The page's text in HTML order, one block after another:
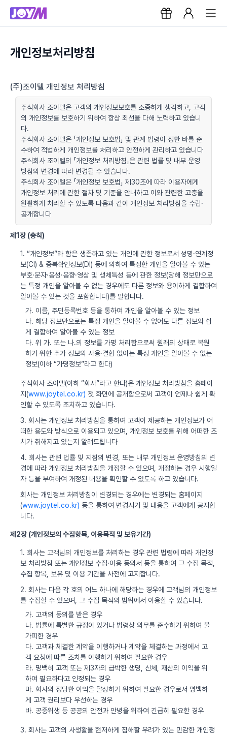
개인정보처리방침
(주)조이텔 개인정보 처리방침
주식회사 조이텔은 고객의 개인정보보호를 소중하게 생각하고, 고객
의 개인정보를 보호하기 위하여 항상 최선을 다해 노력하고 있습니
다.
주식회사 조이텔은 「개인정보 보호법」 및 관계 법령이 정한 바를 준
수하여 적법하게 개인정보를 처리하고 안전하게 관리하고 있습니다
주식회사 조이텔의 「개인정보 처리방침」은 관련 법률 및 내부 운영
방침의 변경에 따라 변경될 수 있습니다.
주식회사 조이텔은 「개인정보 보호법」 제30조에 따라 이용자에게
개인정보 처리에 관한 절차 및 기준을 안내하고 이와 관련한 고충을
원활하게 처리할 수 있도록 다음과 같이 개인정보 처리방침을 수립·
공개합니다
제1장 (총칙)
1. “개인정보”라 함은 생존하고 있는 개인에 관한 정보로서 성명·연계정
보(CI) & 중복확인정보(DI) 등에 의하여 특정한 개인을 알아볼 수 있는
부호·문자·음성·음향·영상 및 생체특성 등에 관한 정보(당해 정보만으로
는 특정 개인을 알아볼 수 없는 경우에도 다른 정보와 용이하게 결합하여
알아볼 수 있는 것을 포함합니다)를 말합니다.
가. 이름, 주민등록번호 등을 통하여 개인을 알아볼 수 있는 정보
나. 해당 정보만으로는 특정 개인을 알아볼 수 없어도 다른 정보와 쉽
게 결합하여 알아볼 수 있는 정보
다. 위 가. 또는 나.의 정보를 가명 처리함으로써 원래의 상태로 복원
하기 위한 추가 정보의 사용·결합 없이는 특정 개인을 알아볼 수 없는
정보(이하 “가명정보”라고 한다)
주식회사 조이텔(이하 “회사”라고 한다)은 개인정보 처리방침을 홈페이
지(www.joytel.co.kr) 첫 화면에 공개함으로써 고객이 언제나 쉽게 확
인할 수 있도록 조치하고 있습니다.
3. 회사는 개인정보 처리방침을 통하여 고객이 제공하는 개인정보가 어
떠한 용도와 방식으로 이용되고 있으며, 개인정보 보호를 위해 어떠한 조
치가 취해지고 있는지 알려드립니다
4. 회사는 관련 법률 및 지침의 변경, 또는 내부 개인정보 운영방침의 변
경에 따라 개인정보 처리방침을 개정할 수 있으며, 개정하는 경우 시행일
자 등을 부여하여 개정된 내용을 확인할 수 있도록 하고 있습니다.
회사는 개인정보 처리방침이 변경되는 경우에는 변경되는 홈페이지
(www.joytel.co.kr) 등을 통하여 변경시기 및 내용을 고객에게 공지합
니다.
제2장 (개인정보의 수집항목, 이용목적 및 보유기간)
1. 회사는 고객님의 개인정보를 처리하는 경우 관련 법령에 따라 개인정
보 처리방침 또는 개인정보 수집·이용 동의서 등을 통하여 그 수집 목적,
수집 항목, 보유 및 이용 기간을 사전에 고지합니다.
2. 회사는 다음 각 호의 어느 하나에 해당하는 경우에 고객님의 개인정보
를 수집할 수 있으며, 그 수집 목적의 범위에서 이용할 수 있습니다.
가. 고객의 동의를 받은 경우
나. 법률에 특별한 규정이 있거나 법령상 의무를 준수하기 위하여 불
가피한 경우
다. 고객과 체결한 계약을 이행하거나 계약을 체결하는 과정에서 고
객 요청에 따른 조치를 이행하기 위하여 필요한 경우
라. 명백히 고객 또는 제3자의 급박한 생명, 신체, 재산의 이익을 위
하여 필요하다고 인정되는 경우
마. 회사의 정당한 이익을 달성하기 위하여 필요한 경우로서 명백하
게 고객 권리보다 우선하는 경우
바. 공중위생 등 공공의 안전과 안녕을 위하여 긴급히 필요한 경우
3. 회사는 고객의 사생활을 현저하게 침해할 우려가 있는 민감한 개인정